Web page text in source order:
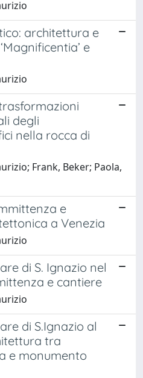
architettura e
e
degli
nella rocca di
Frank, Beker; Paola,
e
a Venezia
di S. Ignazio nel
e cantiere
di S.Ignazio al
tra
e monumento